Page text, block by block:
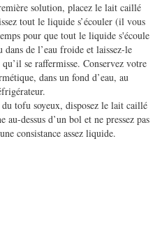
solution, placez le lait caillé
tout le liquide s’écouler (il vous
pour que tout le liquide s'écoule
de l’eau froide et laissez-le
se raffermisse. Conservez votre
dans un fond d’eau, au
tofu soyeux, disposez le lait caillé
dessus d’un bol et ne pressez pas
consistance assez liquide.